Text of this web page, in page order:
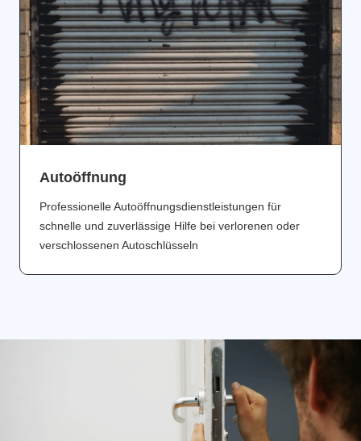
Аutoöffnung
Professionelle Autoöffnungsdienstleistungen für
schnelle und zuverlässige Hilfe bei verlorenen oder
verschlossenen Autoschlüsseln